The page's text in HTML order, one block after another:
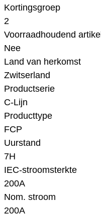
Kortingsgroep
2
Voorraadhoudend artikel
Nee
Land van herkomst
Zwitserland
Productserie
C-Lijn
Producttype
FCP
Uurstand
7H
IEC-stroomsterkte
200A
Nom. stroom
200A